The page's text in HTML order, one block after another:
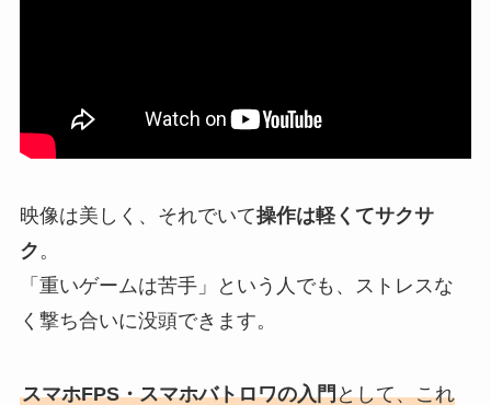
映像は美しく、それでいて操作は軽くてサクサ
ク 。
「重いゲームは苦手」という人でも、ストレスな
く撃ち合いに没頭できます。
スマホFPS・スマホバトロワの入門として、これ